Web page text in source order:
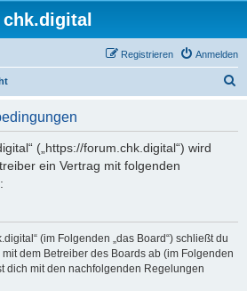
chk.digital
Anmelden
Registrieren
(„https://forum.chk.digital“) wird
ein Vertrag mit folgenden
(im Folgenden „das Board“) schließt du
dem Betreiber des Boards ab (im Folgenden
dich mit den nachfolgenden Regelungen